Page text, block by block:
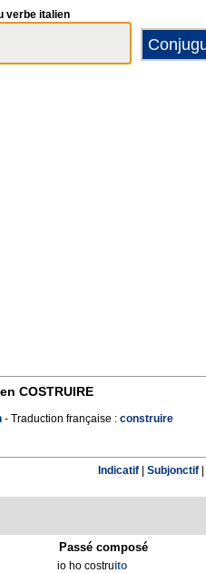
verbe italien
COSTRUIRE
- Traduction française : construire
Indicatif Subjonctif
Passé composé
io ho costruito